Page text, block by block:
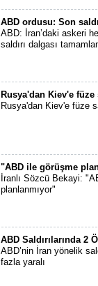
ABD ordusu: Son
ABD: İran’daki askeri
saldırı dalgası
Rusya'dan Kiev'e füze
Rusya'dan Kiev'e füze
"ABD ile görüşme
İranlı Sözcü Bekayi:
planlanmıyor"
ABD Saldırılarında 2
ABD’nin İran yönelik
fazla yaralı